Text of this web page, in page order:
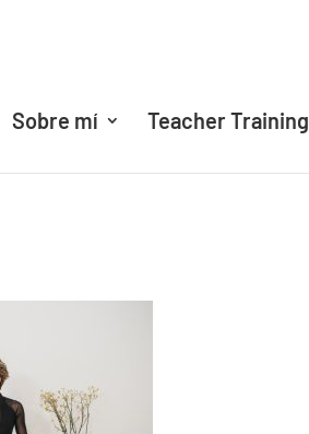
Sobre mí Teacher Training